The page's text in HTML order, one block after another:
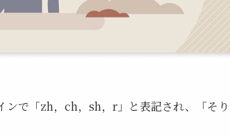
ンで「zh，ch，sh，r」と表記され、「そり